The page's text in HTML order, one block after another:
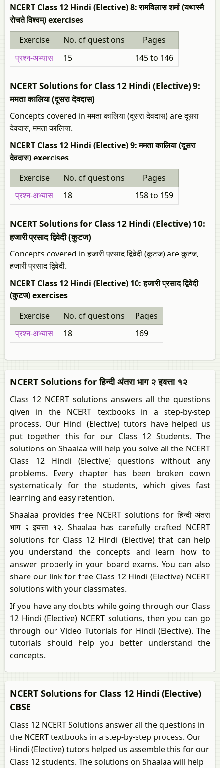
NCERT Class 12 Hindi (Elective) 8: रामविलास शर्मा (यथास्मै
रोचते विश्वम्) exercises
Exercise
No. of questions
Pages
प्रश्न-अभ्यास
15 145 to 146
NCERT Solutions for Class 12 Hindi (Elective) 9:
ममता कालिया (दूसरा देवदास)
Concepts covered in ममता कालिया (दूसरा देवदास) are दूसरा
देवदास, ममता कालिया.
NCERT Class 12 Hindi (Elective) 9: ममता कालिया (दूसरा
देवदास) exercises
Exercise
No. of questions
Pages
प्रश्न-अभ्यास
18 158 to 159
NCERT Solutions for Class 12 Hindi (Elective) 10:
हजारी प्रसाद द्विवेदी (कुटज)
Concepts covered in हजारी प्रसाद द्विवेदी (कुटज) are कुटज,
हजारी प्रसाद द्विवेदी.
NCERT Class 12 Hindi (Elective) 10: हजारी प्रसाद द्विवेदी
(कुटज) exercises
Exercise
No. of questions
Pages
प्रश्न-अभ्यास
18 169
NCERT Solutions for हिन्दी अंतरा भाग २ इयत्ता १२
Class 12 NCERT solutions answers all the questions
given in the NCERT textbooks in a step-by-step
process. Our Hindi (Elective) tutors have helped us
put together this for our Class 12 Students. The
solutions on Shaalaa will help you solve all the NCERT
Class 12 Hindi (Elective) questions without any
problems. Every chapter has been broken down
systematically for the students, which gives fast
learning and easy retention.
Shaalaa provides free NCERT solutions for हिन्दी अंतरा
भाग २ इयत्ता १२. Shaalaa has carefully crafted NCERT
solutions for Class 12 Hindi (Elective) that can help
you understand the concepts and learn how to
answer properly in your board exams. You can also
share our link for free Class 12 Hindi (Elective) NCERT
solutions with your classmates.
If you have any doubts while going through our Class
12 Hindi (Elective) NCERT solutions, then you can go
through our Video Tutorials for Hindi (Elective). The
tutorials should help you better understand the
concepts.
NCERT Solutions for Class 12 Hindi (Elective)
CBSE
Class 12 NCERT Solutions answer all the questions in
the NCERT textbooks in a step-by-step process. Our
Hindi (Elective) tutors helped us assemble this for our
Class 12 students. The solutions on Shaalaa will help